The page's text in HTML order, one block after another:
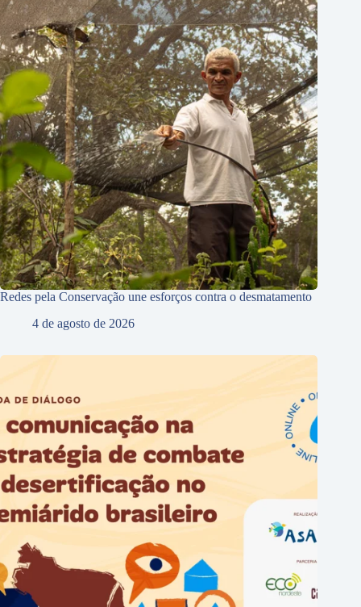
Redes pela Conservação une esforços contra o desmatamento
4 de agosto de 2026